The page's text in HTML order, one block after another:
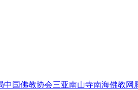
中国佛教协会三亚南山寺南海佛教网